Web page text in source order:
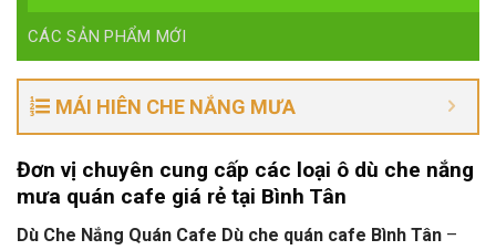
CÁC SẢN PHẨM MỚI
MÁI HIÊN CHE NẮNG MƯA
Đơn vị chuyên cung cấp các loại ô dù che nắng
mưa quán cafe giá rẻ tại Bình Tân
Dù Che Nắng Quán Cafe Dù che quán cafe Bình Tân –